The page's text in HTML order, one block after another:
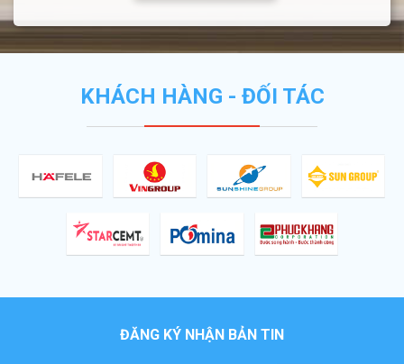
KHÁCH HÀNG - ĐỐI TÁC
ĐĂNG KÝ NHẬN BẢN TIN